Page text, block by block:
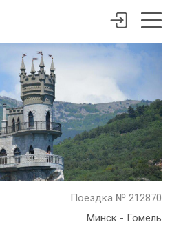
Поездка № 212870
Минск - Гомель